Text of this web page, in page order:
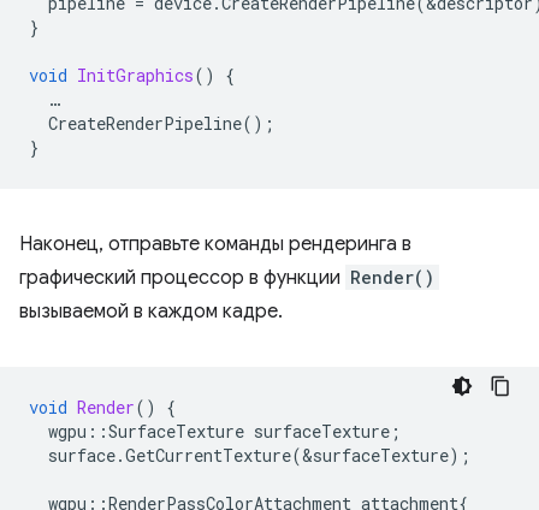
}
void InitGraphics()
{
…
CreateRenderPipeline();
}
Наконец, отправьте команды рендеринга в
графический процессор в функции Render()
вызываемой в каждом кадре.
void Render()
{
wgpu ::SurfaceTexture surfaceTexture ;
surface.GetCurrentTexture(&surfaceTexture);
wgpu ::RenderPassColorAttachment attachment{